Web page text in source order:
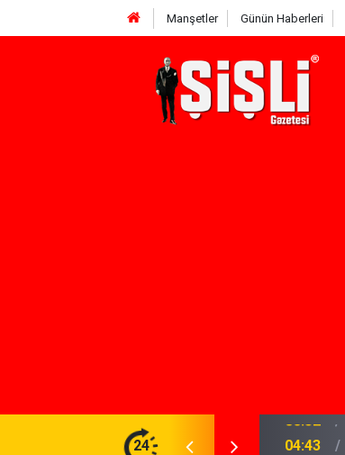
Manşetler Günün Haberleri
24
Gerekenler: Telegram Gruplarında Daha
04:43